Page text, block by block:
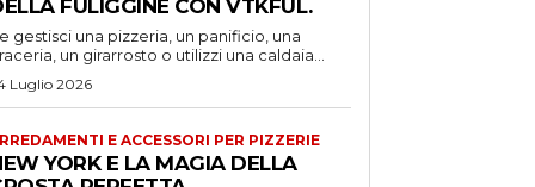
FULIGGINE CON VTKFUL.
gestisci una pizzeria, un panificio, una
un girarrosto o utilizzi una caldaia...
Luglio 2026
E ACCESSORI PER PIZZERIE
YORK E LA MAGIA DELLA